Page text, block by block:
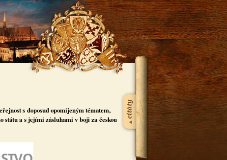
s doposud opomíjeným tématem,
státu a s jejími zásluhami v boji za českou